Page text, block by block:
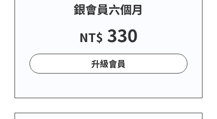
銀會員六個月
NT$ 330
升級會員